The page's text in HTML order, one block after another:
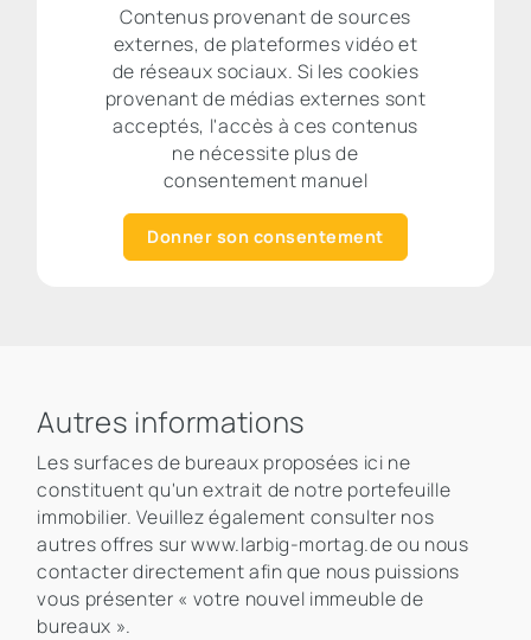
Contenus provenant de sources
externes, de plateformes vidéo et
de réseaux sociaux. Si les cookies
provenant de médias externes sont
acceptés, l'accès à ces contenus
ne nécessite plus de
consentement manuel
Donner son consentement
Autres informations
Les surfaces de bureaux proposées ici ne
constituent qu'un extrait de notre portefeuille
immobilier. Veuillez également consulter nos
autres offres sur www.larbig-mortag.de ou nous
contacter directement afin que nous puissions
vous présenter « votre nouvel immeuble de
bureaux ».